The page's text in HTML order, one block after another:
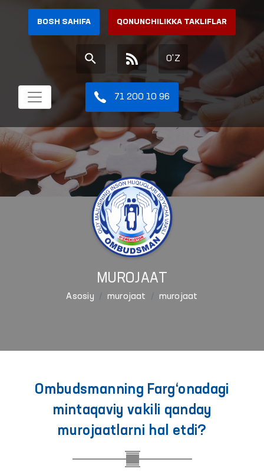
BOSH SAHIFA QONUNCHILIKKA TAKLIFLAR
O'Z
71 200 10 96
MUROJAAT
Asosiy murojaat murojaat
Ombudsmanning Farg‘onadagi
mintaqaviy vakili qanday
murojaatlarni hal etdi?